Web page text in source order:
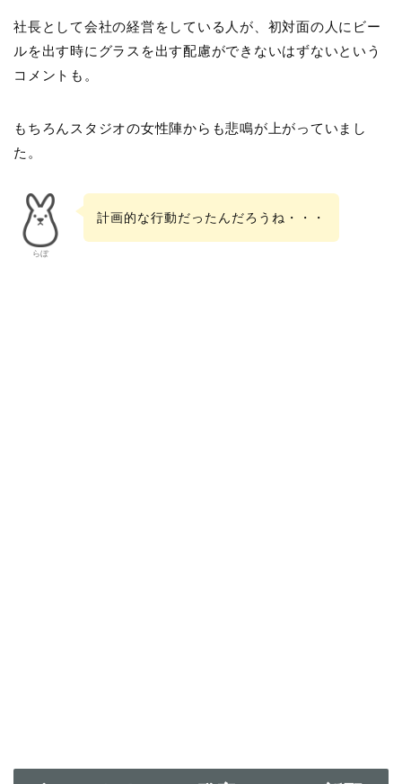
社長として会社の経営をしている人が、初対面の人にビー
ルを出す時にグラスを出す配慮ができないはずないという
コメントも。
もちろんスタジオの女性陣からも悲鳴が上がっていまし
た。
らぼ
計画的な行動だったんだろうね・・・